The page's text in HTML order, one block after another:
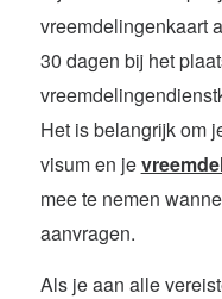
vreemdelingenkaart
30 dagen bij het
Het is belangrijk om
visum en je
mee te nemen
aanvragen.
Als je aan alle